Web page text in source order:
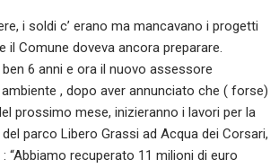
i soldi c’ erano ma mancavano i progetti
il Comune doveva ancora preparare.
6 anni e ora il nuovo assessore
ambiente , dopo aver annunciato che ( forse)
prossimo mese, inizieranno i lavori per la
parco Libero Grassi ad Acqua dei Corsari,
“Abbiamo recuperato 11 milioni di euro